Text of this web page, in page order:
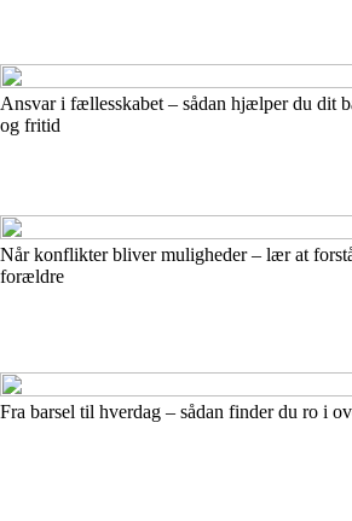
Ansvar i fællesskabet – sådan hjælper du dit
og fritid
Når konflikter bliver muligheder – lær at
forældre
Fra barsel til hverdag – sådan finder du ro i